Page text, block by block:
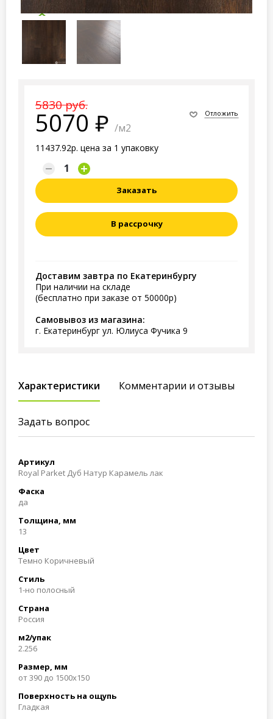
5830 руб.
5070 /м2
11437.92р. цена за 1 упаковку
Отложить
Заказать
В рассрочку
Доставим завтра по Екатеринбургу
При наличии на складе
(бесплатно при заказе от 50000р)
Самовывоз из магазина:
г. Екатеринбург ул. Юлиуса Фучика 9
Характеристики Комментарии и отзывы
Задать вопрос
Артикул
Royal Parket Дуб Натур Карамель лак
Фаска
да
Толщина, мм
13
Цвет
Темно Коричневый
Стиль
1-но полосный
Страна
Россия
м2/упак
2.256
Размер, мм
от 390 до 1500х150
Поверхность на ощупь
Гладкая